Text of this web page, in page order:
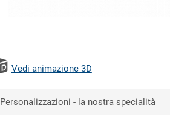
Vedi animazione 3D
Personalizzazioni - la nostra specialità